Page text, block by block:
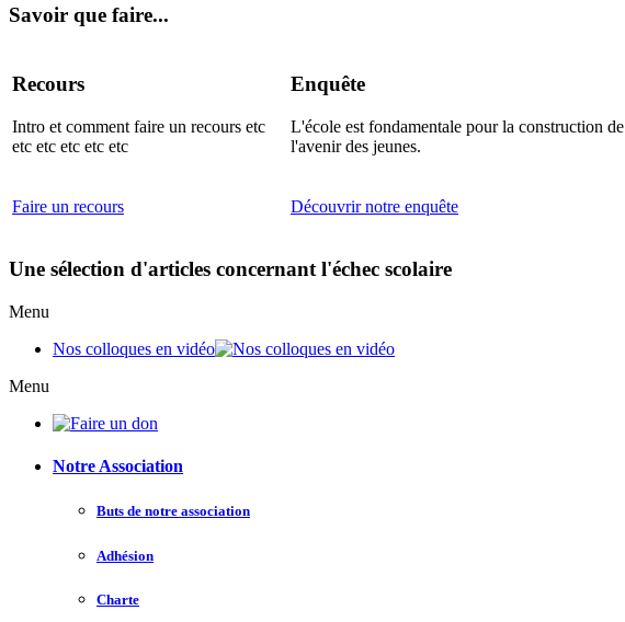
Savoir que faire...
Recours
Intro et comment faire un recours etc
etc etc etc etc etc
Enquête
L'école est fondamentale pour la construction de
l'avenir des jeunes.
Faire un recours Découvrir notre enquête
Une sélection d'articles concernant l'échec scolaire
Menu
Nos colloques en vidéo
Menu
Notre Association
Buts de notre association
Adhésion
Charte